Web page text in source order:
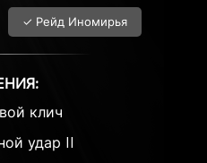
✓ Рейд Иномирья
клич
удар II